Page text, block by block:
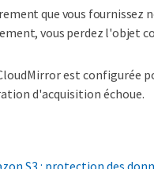
que vous fournissez
vous perdez l'objet
est configurée
d'acquisition échoue.
S3 : protection des